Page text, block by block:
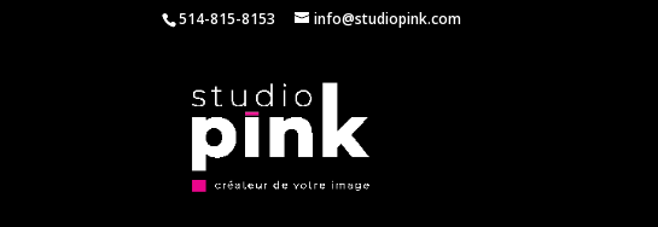
514-815-8153 info@studiopink.com